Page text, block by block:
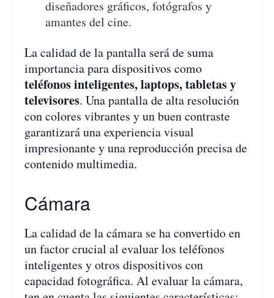
diseñadores gráficos, fotógrafos y
amantes del cine.
La calidad de la pantalla será de suma
importancia para dispositivos como
teléfonos inteligentes, laptops, tabletas y
televisores. Una pantalla de alta resolución
con colores vibrantes y un buen contraste
garantizará una experiencia visual
impresionante y una reproducción precisa de
contenido multimedia.
Cámara
La calidad de la cámara se ha convertido en
un factor crucial al evaluar los teléfonos
inteligentes y otros dispositivos con
capacidad fotográfica. Al evaluar la cámara,